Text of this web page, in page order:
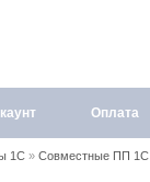
Оплата
1С» Совместные ПП